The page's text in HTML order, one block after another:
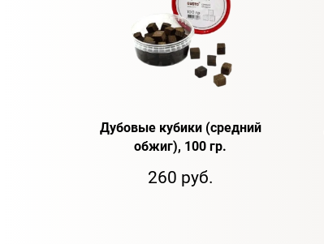
Дубовые кубики (средний
обжиг), 100 гр.
260 руб.